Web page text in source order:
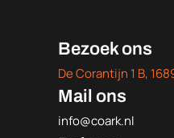
Bezoek ons
De Corantijn 1 B,
Mail ons
info@coark.nl